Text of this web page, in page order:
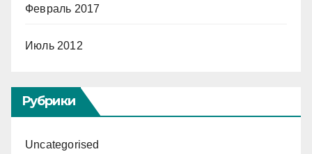
Февраль 2017
Июль 2012
Рубрики
Uncategorised